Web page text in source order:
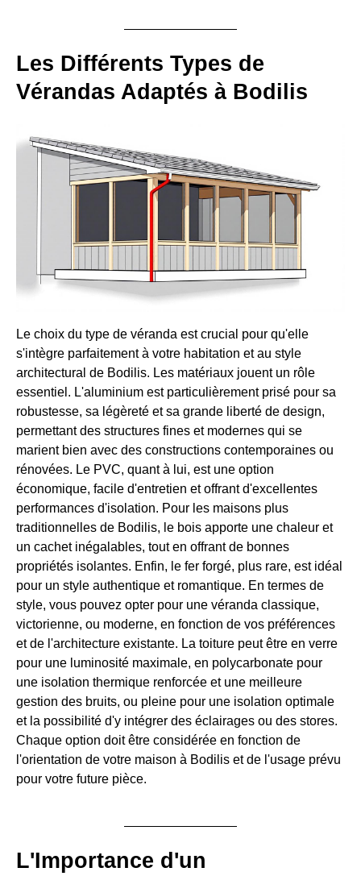
Les Différents Types de
Vérandas Adaptés à Bodilis
Le choix du type de véranda est crucial pour qu'elle
s'intègre parfaitement à votre habitation et au style
architectural de Bodilis. Les matériaux jouent un rôle
essentiel. L'aluminium est particulièrement prisé pour sa
robustesse, sa légèreté et sa grande liberté de design,
permettant des structures fines et modernes qui se
marient bien avec des constructions contemporaines ou
rénovées. Le PVC, quant à lui, est une option
économique, facile d'entretien et offrant d'excellentes
performances d'isolation. Pour les maisons plus
traditionnelles de Bodilis, le bois apporte une chaleur et
un cachet inégalables, tout en offrant de bonnes
propriétés isolantes. Enfin, le fer forgé, plus rare, est idéal
pour un style authentique et romantique. En termes de
style, vous pouvez opter pour une véranda classique,
victorienne, ou moderne, en fonction de vos préférences
et de l'architecture existante. La toiture peut être en verre
pour une luminosité maximale, en polycarbonate pour
une isolation thermique renforcée et une meilleure
gestion des bruits, ou pleine pour une isolation optimale
et la possibilité d'y intégrer des éclairages ou des stores.
Chaque option doit être considérée en fonction de
l'orientation de votre maison à Bodilis et de l'usage prévu
pour votre future pièce.
L'Importance d'un